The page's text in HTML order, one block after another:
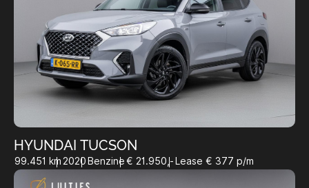
HYUNDAI TUCSON
99.451 km 2020 Benzine€ 21.950,- Lease € 377 p/m